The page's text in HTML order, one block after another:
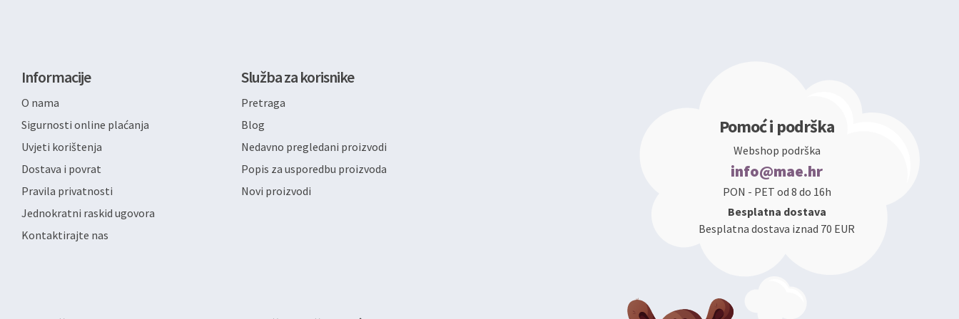
Informacije
O nama
Sigurnosti online plaćanja
Uvjeti korištenja
Dostava i povrat
Pravila privatnosti
Jednokratni raskid ugovora
Kontaktirajte nas
Služba za korisnike
Pretraga
Blog
Nedavno pregledani proizvodi
Popis za usporedbu proizvoda
Novi proizvodi
Pomoć i podrška
Webshop podrška
info@mae.hr
PON - PET od 8 do 16h
Besplatna dostava
Besplatna dostava iznad 70 EUR